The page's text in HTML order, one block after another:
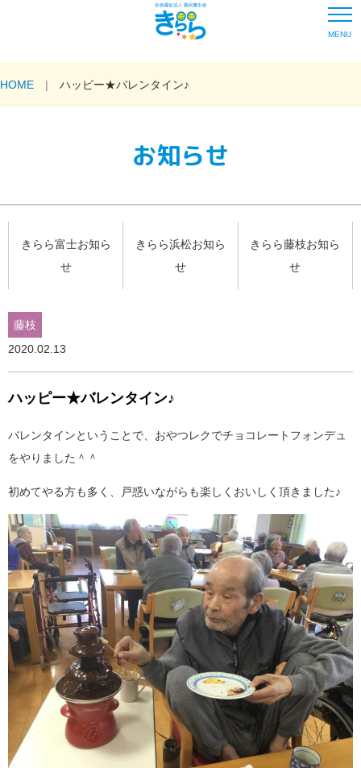
MENU
HOME ハッピー★バレンタイン♪
お知らせ
きらら富士お知ら
せ
きらら浜松お知ら
せ
きらら藤枝お知ら
せ
藤枝
2020.02.13
ハッピー★バレンタイン♪
バレンタインということで、おやつレクでチョコレートフォンデュ
をやりました＾＾
初めてやる方も多く、戸惑いながらも楽しくおいしく頂きました♪